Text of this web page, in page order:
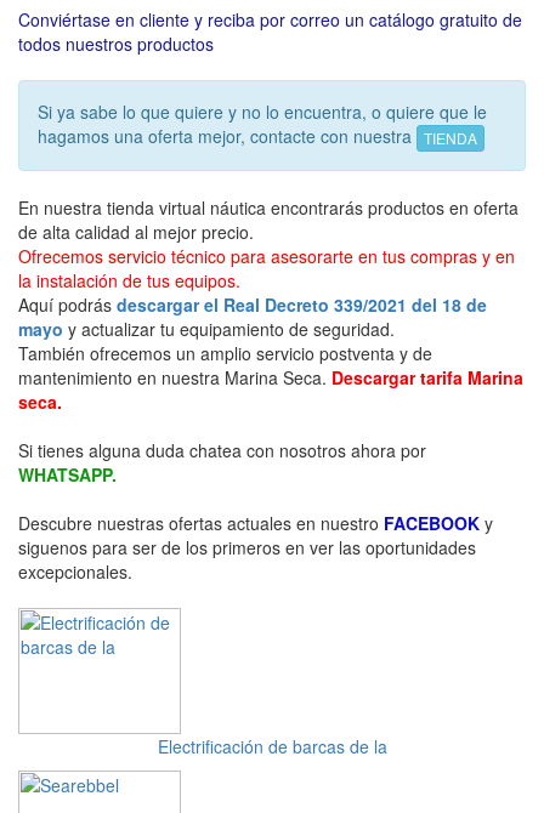
Conviértase en cliente y reciba por correo un catálogo gratuito de
todos nuestros productos
Si ya sabe lo que quiere y no lo encuentra, o quiere que le
hagamos una oferta mejor, contacte con nuestra TIENDA
En nuestra tienda virtual náutica encontrarás productos en oferta
de alta calidad al mejor precio.
Ofrecemos servicio técnico para asesorarte en tus compras y en
la instalación de tus equipos.
Aquí podrás descargar el Real Decreto 339/2021 del 18 de
mayo y actualizar tu equipamiento de seguridad.
También ofrecemos un amplio servicio postventa y de
mantenimiento en nuestra Marina Seca. Descargar tarifa Marina
seca.
Si tienes alguna duda chatea con nosotros ahora por
WHATSAPP.
Descubre nuestras ofertas actuales en nuestro FACEBOOK y
siguenos para ser de los primeros en ver las oportunidades
excepcionales.
Electrificación de barcas de la